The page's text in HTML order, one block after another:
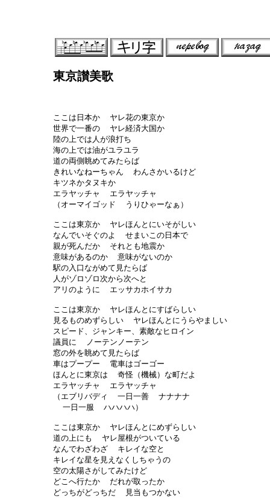
東京讃美歌
ここは日本か  ヤレ花の東京か
世界で一番の  ヤレ経済大国か
陸の上では人が浪打ち
海の上では油がユラユラ
道の両側眺めてみたらば
きれいなねーちゃん  わんさかいるけど
キツネかタヌキか
エラヤッチャ  エラヤッチャ
（オーマイゴッド  うりひゃーなぁ）
ここは東京か  ヤレほんとにいそがしい
なんでいそぐのよ  せまいこの日本で
親が死んだか  それとも地震か
意味があるのか  意味がないのか
駅の入口ながめて見たらば
人がゾロゾロ次から次へと
アリのように  エッサカホイサカ
ここは東京か  ヤレほんとにすばらしい
見るものめずらしい  ヤレほんとにうらやましい
スピード、ジャンキー、素敵なヒロイン
議員に  ノーテンノーテン
窓の外を眺めて見たらば
車はプープー  電車はゴーゴー
ほんとに東京は  奇怪（機械）な町だよ
エラヤッチャ  エラヤッチャ
（エブリバディ  一日一善  ナナナナ
  一日一服  ハハハハ）
ここは東京か  ヤレほんとにめずらしい
道の上にも  ヤレ屋根がついている
なんでわざわざ  キレイな空と
キレイな星を見えなくしちゃうの
空の太陽さがしてみたけど
どこへ行たか  だれが取ったか
どっちがどっちだ  見当もつかない